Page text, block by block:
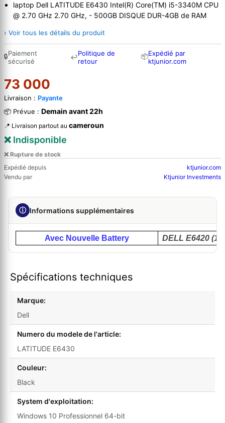
laptop Dell LATITUDE E6430 Intel(R) Core(TM) i5-3340M CPU
@ 2.70 GHz 2.70 GHz, - 500GB DISQUE DUR-4GB de RAM
› Voir tous les détails du produit
🔒Paiement
sécurisé
↩Politique de
retour
📦Expédié par
ktjunior.com
73 000
Livraison : Payante
📦 Prévue : Demain avant 22h
📍 Livraison partout au cameroun
❌ Indisponible
❌ Rupture de stock
Expédié depuis
ktjunior.com
Vendu par
Ktjunior Investments
ⓘ Informations supplémentaires
Avec Nouvelle Battery DELL E6420
Spécifications techniques
Marque:
Dell
Numero du modele de l'article:
LATITUDE E6430
Couleur:
Black
System d'exploitation:
Windows 10 Professionnel 64-bit